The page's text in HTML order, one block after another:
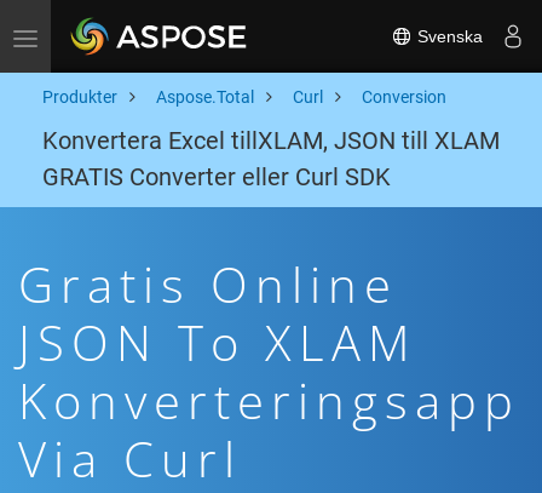
Toggle navigation Svenska
Produkter Aspose.Total Curl Conversion
Konvertera Excel tillXLAM, JSON till XLAM
GRATIS Converter eller Curl SDK
Gratis Online
JSON To XLAM
Konverteringsapp
Via Curl